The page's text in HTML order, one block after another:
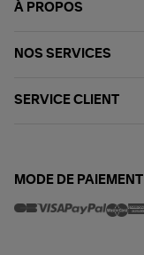
À PROPOS
NOS SERVICES
SERVICE CLIENT
MODE DE PAIEMENT